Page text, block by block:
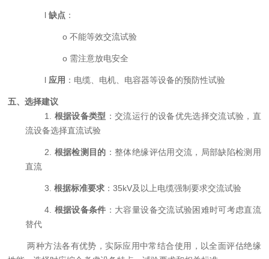
l缺点 ：
o不能等效交流试验
o 需注意放电安全
l 应用 ：电缆、电机、电容器等设备的预防性试验
五、选择建议
1. 根据设备类型 ：交流运行的设备优先选择交流试验，直
流设备选择直流试验
2. 根据检测目的 ：整体绝缘评估用交流，局部缺陷检测用
直流
3.根据标准要求 ：35kV及以上电缆强制要求交流试验
4. 根据设备条件 ：大容量设备交流试验困难时可考虑直流
替代
两种方法各有优势，实际应用中常结合使用，以全面评估绝缘